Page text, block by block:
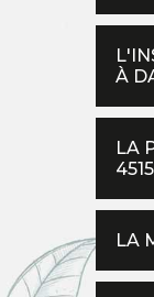
À
LA
LA